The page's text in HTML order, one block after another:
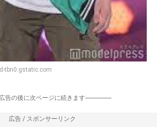
tbn0.gstatic.com
広告の後に次ページに続きます-----------------
広告 / スポンサーリンク